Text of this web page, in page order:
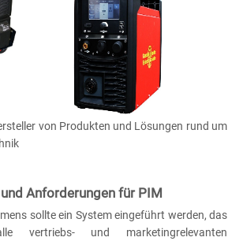
von Produkten und Lösungen rund um
Anforderungen für PIM
sollte ein System eingeführt werden, das
vertriebs- und marketingrelevanten